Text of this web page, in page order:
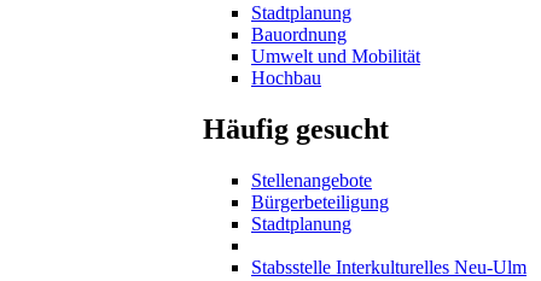
Stadtplanung
Bauordnung
Umwelt und Mobilität
Hochbau
Häufig gesucht
Stellenangebote
Bürgerbeteiligung
Stadtplanung
Stabsstelle Interkulturelles Neu-Ulm